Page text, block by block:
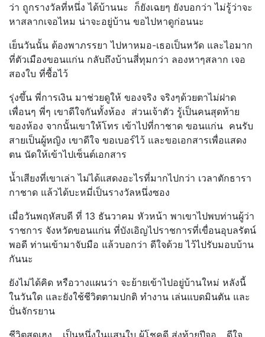
ว่า ถูกรางวัลที่หนึ่ง ได้บ้านนะ ก็ยังเฉยๆ ยังบอกว่า ไม่รู้ว่าจะ
หาสลากเจอไหม น่าจะอยู่บ้าน ขอไปหาดูก่อนนะ
เย็นวันนั้น ต้องพาภรรยา ไปหาหมอ-เธอเป็นหวัด และไอมาก
ที่ตัวเมืองขอนแก่น กลับถึงบ้านสี่ทุมกว่า ลองหาๆสลาก เจอ
สองใบ ที่ซื้อไว้
รุ่งขึ้น พี่การเงิน มาช่วยดูให้ ของจริง จริงๆด้วยตาไม่ฝาด
เพื่อนๆ พี่ๆ เขาดีใจกันทั้งห้อง ส่วนเจ้าตัว รู้เป็นคนสุดท้าย
ของห้อง จากนั้นเขาให้โทร เข้าไปที่กาชาด ขอนแก่น คนรับ
สายเป็นผู้หญิง เขาดีใจ ขอเบอร์ไว้ และขอเอกสารเพื่อแสดง
ตน นัดให้เข้าไปเซ็นต์เอกสาร
น้ำเสียงที่เขาเล่า ไม่ได้แสดงอะไรที่มากไปกว่า เวลาตักธารา
กาชาด แล้วได้บะหมี่เป็นรางวัลหนึ่งซอง
เมื่อวันพฤหัสบดี ที่ 13 ธันวาคม หัวหน้า พาเขาไปพบท่านผู้ว่า
ราชการ จังหวัดขอนแก่น ที่บังเอิญไปราชการที่เขื่อนอุบลรัตน์
พอดี ท่านเข้ามาจับมือ แล้วบอกว่า ดีใจด้วย ไว้ไปรับมอบบ้าน
กันนะ
ยังไม่ได้คิด หรือวางแผนว่า จะย้ายเข้าไปอยู่บ้านใหม่ หลังนี้
ในวันใด และยังใช้ชีวิตตามปกติ ทำงาน เล่นแบดมินตัน และ
ปั่นจักรยาน